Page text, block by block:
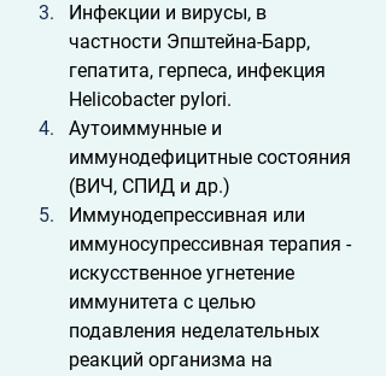
Инфекции и вирусы, в
частности Эпштейна-Барр,
гепатита, герпеса, инфекция
Helicobacter pylori.
Аутоиммунные и
иммунодефицитные состояния
(ВИЧ, СПИД и др.)
Иммунодепрессивная или
иммуносупрессивная терапия -
искусственное угнетение
иммунитета с целью
подавления неделательных
реакций организма на